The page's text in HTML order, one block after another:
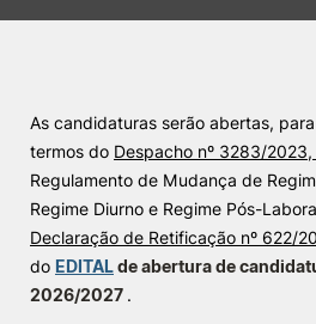
Investigação e Projetos
Alunos
Knowledge Factory
As candidaturas serão abertas,
termos do Despacho nº 3283/
Regulamento de Mudança de
Regime Diurno e Regime Pós-
Declaração de Retificação nº 622/
do EDITALde abertura de
2026/2027 .